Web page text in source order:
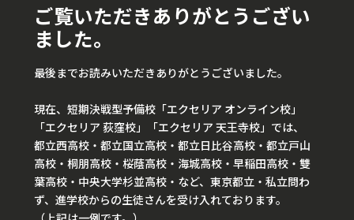
ご覧いただきありがとうござい
ました。
最後までお読みいただきありがとうございました。
現在、短期決戦型予備校「エクセリア オンライン校」
「エクセリア 荻窪校」「エクセリア 天王寺校」では、
都立西高校・都立国立高校・都立日比谷高校・都立戸山
高校・桐朋高校・桜蔭高校・海城高校・早稲田高校・雙
葉高校・中央大学杉並高校・など、東京都立・私立問わ
ず、進学校からの生徒さんを受け入れております。